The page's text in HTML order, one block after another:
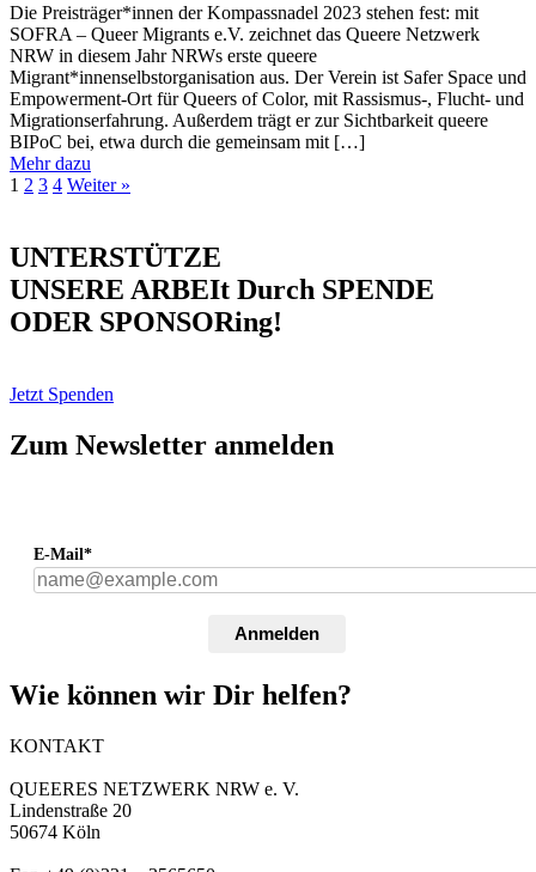
Die Preisträger*innen der Kompassnadel 2023 stehen fest: mit
SOFRA – Queer Migrants e.V. zeichnet das Queere Netzwerk
NRW in diesem Jahr NRWs erste queere
Migrant*innenselbstorganisation aus. Der Verein ist Safer Space und
Empowerment-Ort für Queers of Color, mit Rassismus-, Flucht- und
Migrationserfahrung. Außerdem trägt er zur Sichtbarkeit queere
BIPoC bei, etwa durch die gemeinsam mit […]
Mehr dazu
1 2 3 4 Weiter »
UNTERSTÜTZE
UNSERE ARBEIt Durch SPENDE
ODER SPONSORing!
Jetzt Spenden
Zum Newsletter anmelden
E-Mail*
Anmelden
Wie können wir Dir helfen?
KONTAKT
QUEERES NETZWERK NRW e. V.
Lindenstraße 20
50674 Köln